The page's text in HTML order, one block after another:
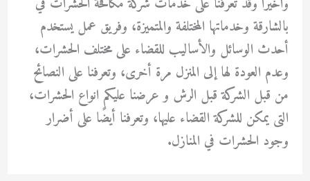
بالشارقة وخدماتها المختلفة والمتميزة، وفريق عمل يستخدم
أحدث الوسائل والأساليب للقضاء على مختلف الحشرات،
وعدم العودة لها إلى المنزل مرة أخرى، وتعرفنا على النصائح
من قبل الشركة قبل الرش و عرضنا عليكم انواع الحشرات،
التى يمكن للشركة القضاء عليها، وتعرفنا أيضًا على أضرار
وجود الحشرات في المنازل.